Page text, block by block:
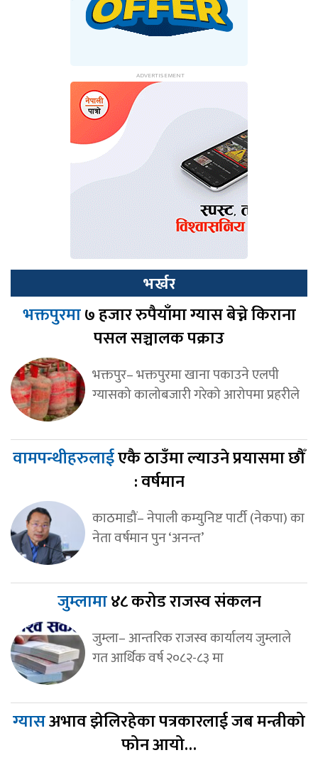
भर्खर
भक्तपुरमा७ हजार रुपैयाँमा ग्यास बेच्ने किराना
पसल सञ्चालक पक्राउ
भक्तपुर– भक्तपुरमा खाना पकाउने एलपी
ग्यासको कालोबजारी गरेको आरोपमा प्रहरीले
वामपन्थीहरुलाईएकै ठाउँमा ल्याउने प्रयासमा छौँ
: वर्षमान
काठमाडौं– नेपाली कम्युनिष्ट पार्टी (नेकपा) का
नेता वर्षमान पुन ‘अनन्त’
जुम्लामा४८ करोड राजस्व संकलन
जुम्ला– आन्तरिक राजस्व कार्यालय जुम्लाले
गत आर्थिक वर्ष २०८२-८३ मा
ग्यासअभाव झेलिरहेका पत्रकारलाई जब मन्त्रीको
फोन आयो…